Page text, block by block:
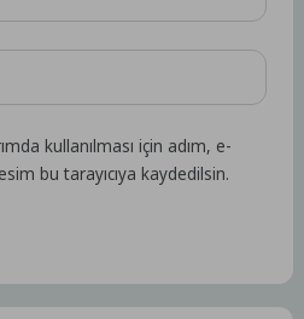
kullanılması için adım, e-
bu tarayıcıya kaydedilsin.